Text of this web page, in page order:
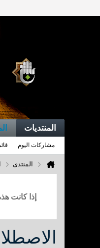
المنتديات
مشاركات اليوم
المنتدى
إذا كانت